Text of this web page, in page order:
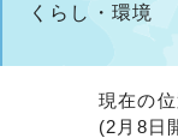
くらし・環境
現在の
(2月8日